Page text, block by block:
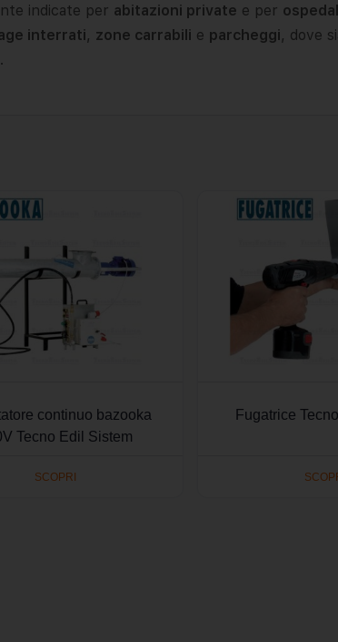
indicate per abitazioni private e per
interrati, zone carrabili e parcheggi, dove
continuo bazooka
Tecno Edil Sistem
SCOPRI
Fugatrice